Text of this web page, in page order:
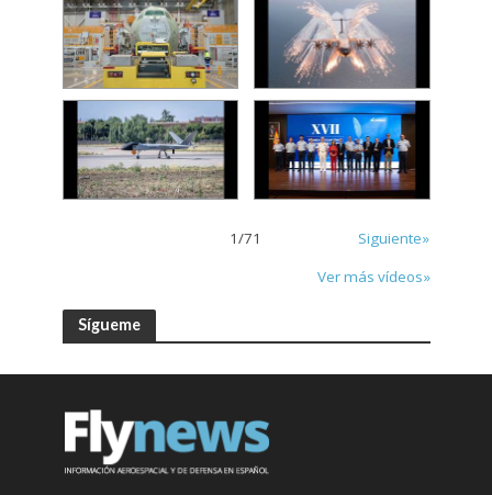
1/71
Siguiente»
Ver más vídeos»
Sígueme